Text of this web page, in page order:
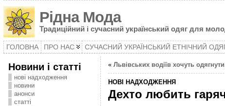
Рідна Мода
Традиційний і сучасний український одяг для
ГОЛОВНА ПРО НАС СУЧАСНИЙ УКРАЇНСЬКИЙ ЕТНІЧНИЙ
Новини і статті
нові надходження
новини
анонси
статті
« Львівських водіїв хочуть
НОВІ НАДХОДЖЕННЯ
Дехто любить